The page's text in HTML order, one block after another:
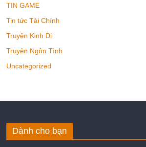
TIN GAME
Tin tức Tài Chính
Truyện Kinh Dị
Truyện Ngôn Tình
Uncategorized
Dành cho bạn